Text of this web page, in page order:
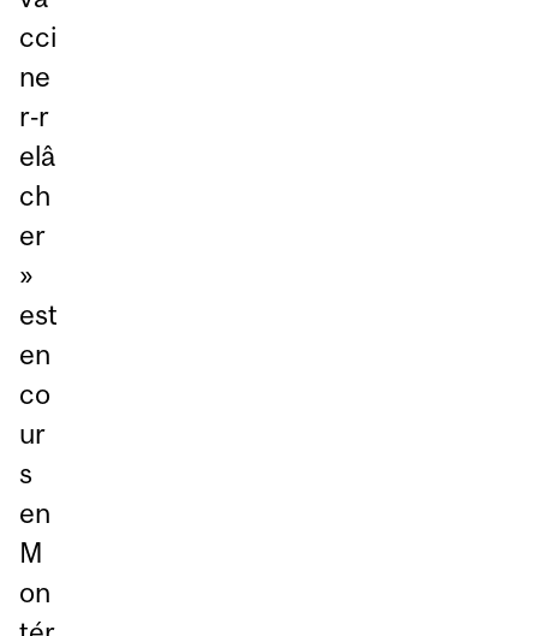
cci
ne
r‑r
elâ
ch
er
»
est
en
co
ur
s
en
M
on